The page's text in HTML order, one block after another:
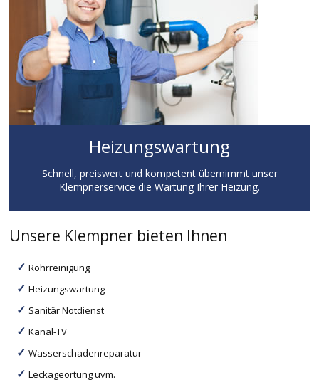
Heizungswartung
Schnell, preiswert und kompetent übernimmt unser
Klempnerservice die Wartung Ihrer Heizung.
Unsere Klempner bieten Ihnen
Rohrreinigung
Heizungswartung
Sanitär Notdienst
Kanal-TV
Wasserschadenreparatur
Leckageortung uvm.